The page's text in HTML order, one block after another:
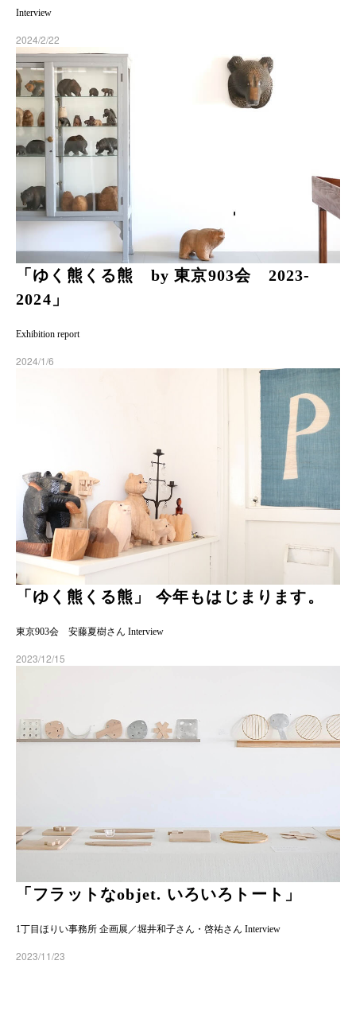
Interview
2024/2/22
「ゆく熊くる熊 by 東京903会 2023-
2024」
Exhibition report
2024/1/6
「ゆく熊くる熊」 今年もはじまります。
東京903会 安藤夏樹さん Interview
2023/12/15
「フラットなobjet. いろいろトート」
1丁目ほりい事務所 企画展／堀井和子さん・啓祐さん Interview
2023/11/23